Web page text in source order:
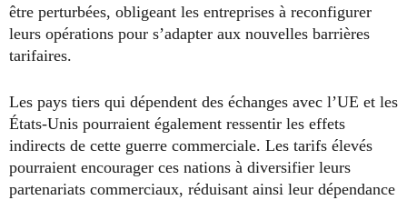
être perturbées, obligeant les entreprises à reconfigurer
leurs opérations pour s’adapter aux nouvelles barrières
tarifaires.
Les pays tiers qui dépendent des échanges avec l’UE et les
États-Unis pourraient également ressentir les effets
indirects de cette guerre commerciale. Les tarifs élevés
pourraient encourager ces nations à diversifier leurs
partenariats commerciaux, réduisant ainsi leur dépendance